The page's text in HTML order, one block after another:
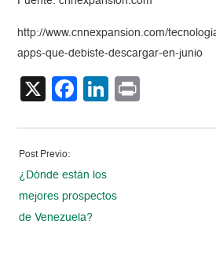
http://www.cnnexpansion.com/
apps-que-debiste-descargar-en-junio
X Facebook
LinkedIn
Post Previo:
¿Dónde están los
mejores prospectos
de Venezuela?